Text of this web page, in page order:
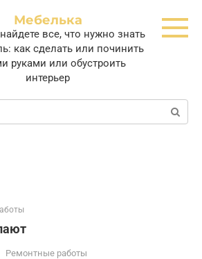
Мебелька
все, что нужно знать
как сделать или починить
руками или обустроить
интерьер
Ремонтные работы